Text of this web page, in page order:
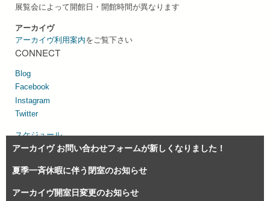
展覧会によって開館日・開館時間が異なります
アーカイヴ
アーカイヴ利用案内をご覧下さい
CONNECT
Blog
Facebook
Instagram
Twitter
スケジュール
サイトマップ
© 1993-2026 慶應義塾大学アート・センター Keio University Art
アーカイヴ お問い合わせフォームが新しくなりました！
夏季一斉休暇に伴う閉室のお知らせ
アーカイヴ開室日変更のお知らせ